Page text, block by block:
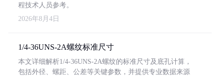
程技术人员参考。
2026年8月4日
1/4-36UNS-2A螺纹标准尺寸
本文详细解析1/4-36UNS-2A螺纹的标准尺寸及底孔计算，
包括外径、螺距、公差等关键参数，并提供专业数据来源